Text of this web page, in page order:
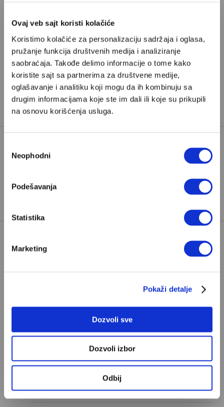
Ovaj veb sajt koristi kolačiće
Koristimo kolačiće za personalizaciju sadržaja i oglasa,
pružanje funkcija društvenih medija i analiziranje
saobraćaja. Takođe delimo informacije o tome kako
koristite sajt sa partnerima za društvene medije,
oglašavanje i analitiku koji mogu da ih kombinuju sa
drugim informacijama koje ste im dali ili koje su prikupili
na osnovu korišćenja usluga.
сагласности
Neophodni
Podešavanja
Statistika
Marketing
Pokaži detalje
Dozvoli sve
Dozvoli izbor
Odbij
Pretplata
Već imate nalog?Ulogujte se
Miša Brkićje ekonomski novinar iz Beograda i saradnik
Velikih priča
PREGLED2023
POPULARNO
Znam, uglavnom se govori da je Bog ljubav. Ali
za mene je Bog sloboda. Mnogi mogu da vole, a
tek retki mogu da podnesu slobodu